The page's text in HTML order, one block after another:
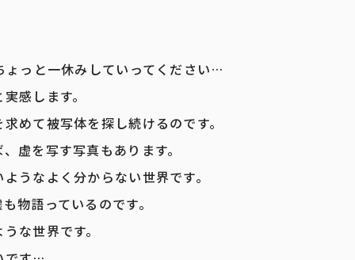
っと一休みしていってください…
感します。
めて被写体を探し続けるのです。
虚を写す写真もあります。
うなよく分からない世界です。
物語っているのです。
な世界です。